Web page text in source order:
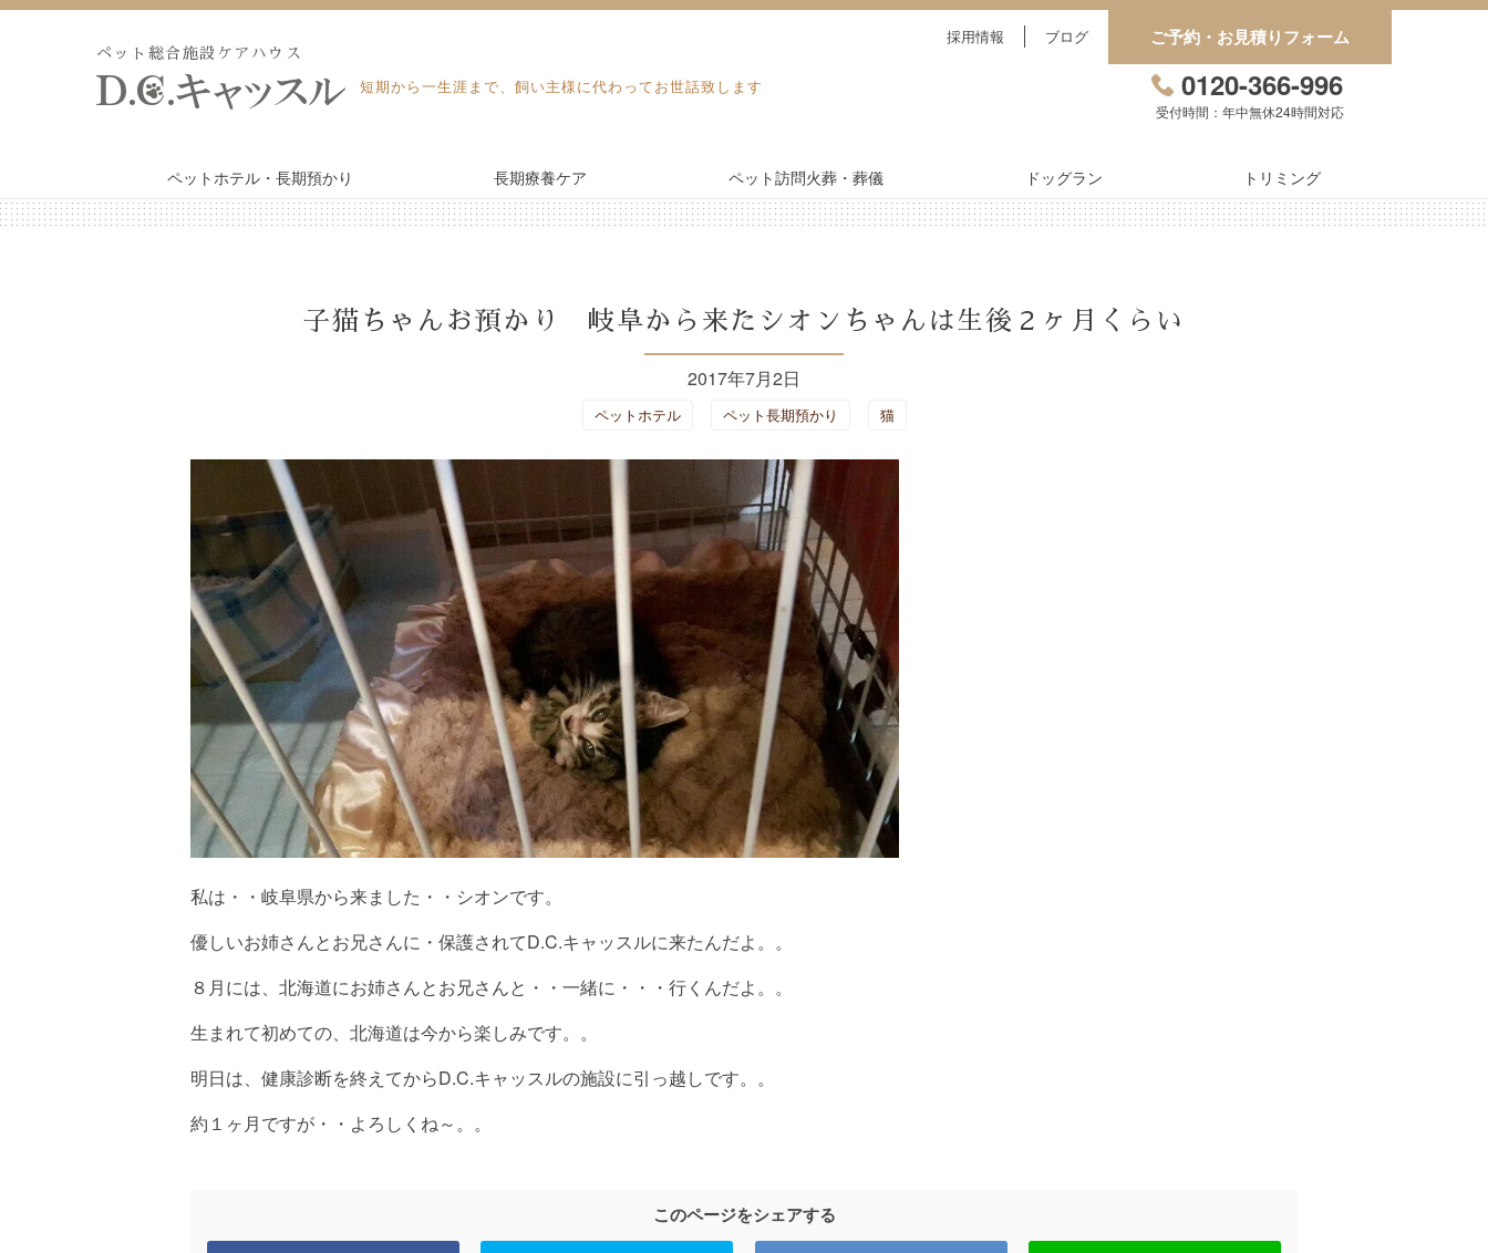
Skip
ペット総合施設ケアハウス
短期から一生涯まで、飼い主様に代わってお世話致します
採用情報 ブログ ご予約・お見積りフォーム
0120-366-996
受付時間：年中無休24時間対応
ペットホテル・長期預かり 長期療養ケア ペット訪問火葬・葬儀 ドッグラン トリミング
長期療養ケア
ドッグラン
施設紹介
ブログ
子猫ちゃんお預かり 岐阜から来たシオンちゃんは生後２ヶ月くらい
2017年7月2日
ペットホテル ペット長期預かり 猫
私は・・岐阜県から来ました・・シオンです。
優しいお姉さんとお兄さんに・保護されてD.C.キャッスルに来たんだよ。。
８月には、北海道にお姉さんとお兄さんと・・一緒に・・・行くんだよ。。
生まれて初めての、北海道は今から楽しみです。。
明日は、健康診断を終えてからD.C.キャッスルの施設に引っ越しです。。
約１ヶ月ですが・・よろしくね～。。
このページをシェアする